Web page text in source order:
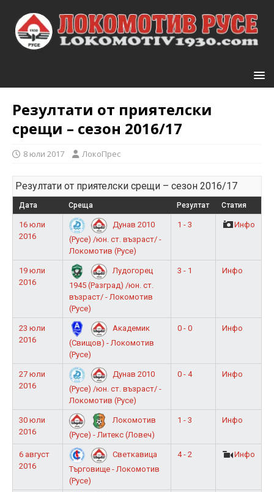
Резултати от приятелски
срещи – сезон 2016/17
8 юли 2017 ЛокоПрес
Резултати от приятелски срещи – сезон 2016/17
Дата Среща Резултат Статия
16 юли
2016
Дунав 2010
(Русе) /юн. ст. възраст/ -
Локомотив (Русе)
1 - 3 Инфо
19 юли
2016
Лудогорец
1945 (Разград) /юн. ст.
възраст/ - Локомотив
(Русе)
3 - 1 Инфо
23 юли
2016
Академик
(Свищов) - Локомотив
(Русе)
0 - 0 Инфо
27 юли
2016
Дунав 2010
(Русе) /юн. ст. възраст/ -
Локомотив (Русе)
0 - 4 Инфо
30 юли
2016
Локомотив
(Русе) - Литекс (Ловеч)
1 - 3 Инфо
6 август
2016
Светкавица
Търговище - Локомотив
(Русе)
4 - 2 Инфо